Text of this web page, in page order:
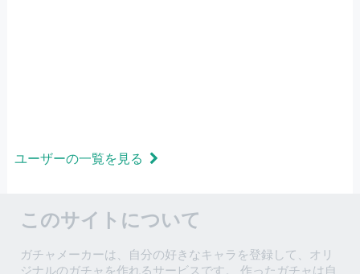
ユーザーの一覧を見る
このサイトについて
ガチャメーカーは、自分の好きなキャラを登録して、オリ
ジナルのガチャを作れるサービスです。 作ったガチャは自